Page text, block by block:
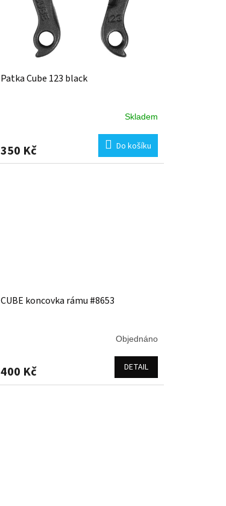
Patka Cube 123 black
Skladem
350 Kč Do košíku
CUBE koncovka rámu #8653
Objednáno
400 Kč DETAIL